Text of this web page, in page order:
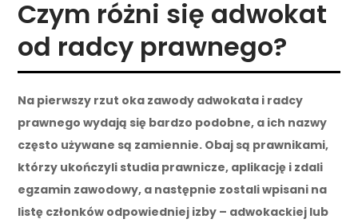
Czym różni się adwokat
od radcy prawnego?
Na pierwszy rzut oka zawody adwokata i radcy
prawnego wydają się bardzo podobne, a ich nazwy
często używane są zamiennie. Obaj są prawnikami,
którzy ukończyli studia prawnicze, aplikację i zdali
egzamin zawodowy, a następnie zostali wpisani na
listę członków odpowiedniej izby – adwokackiej lub